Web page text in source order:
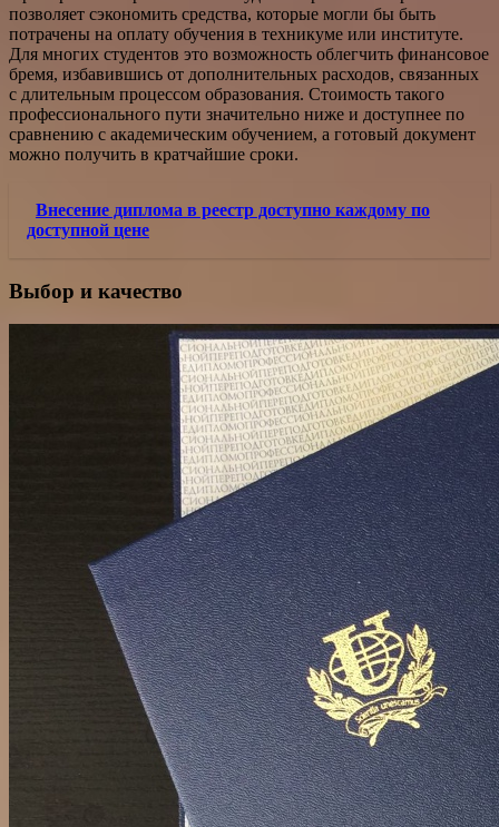
позволяет сэкономить средства, которые могли бы быть
потрачены на оплату обучения в техникуме или институте.
Для многих студентов это возможность облегчить финансовое
бремя, избавившись от дополнительных расходов, связанных
с длительным процессом образования. Стоимость такого
профессионального пути значительно ниже и доступнее по
сравнению с академическим обучением, а готовый документ
можно получить в кратчайшие сроки.
Внесение диплома в реестр доступно каждому по
доступной цене
Выбор и качество